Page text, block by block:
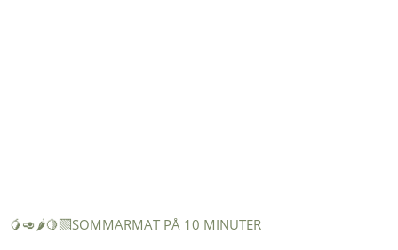
🥭🥑🌶️🍋‍🟩SOMMARMAT PÅ 10 MINUTER